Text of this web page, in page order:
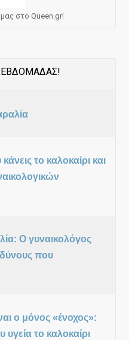
στο Queen.gr!
το καλοκαίρι και
Ο γυναικολόγος
που
ο μόνος «ένοχος»:
υγεία το καλοκαίρι